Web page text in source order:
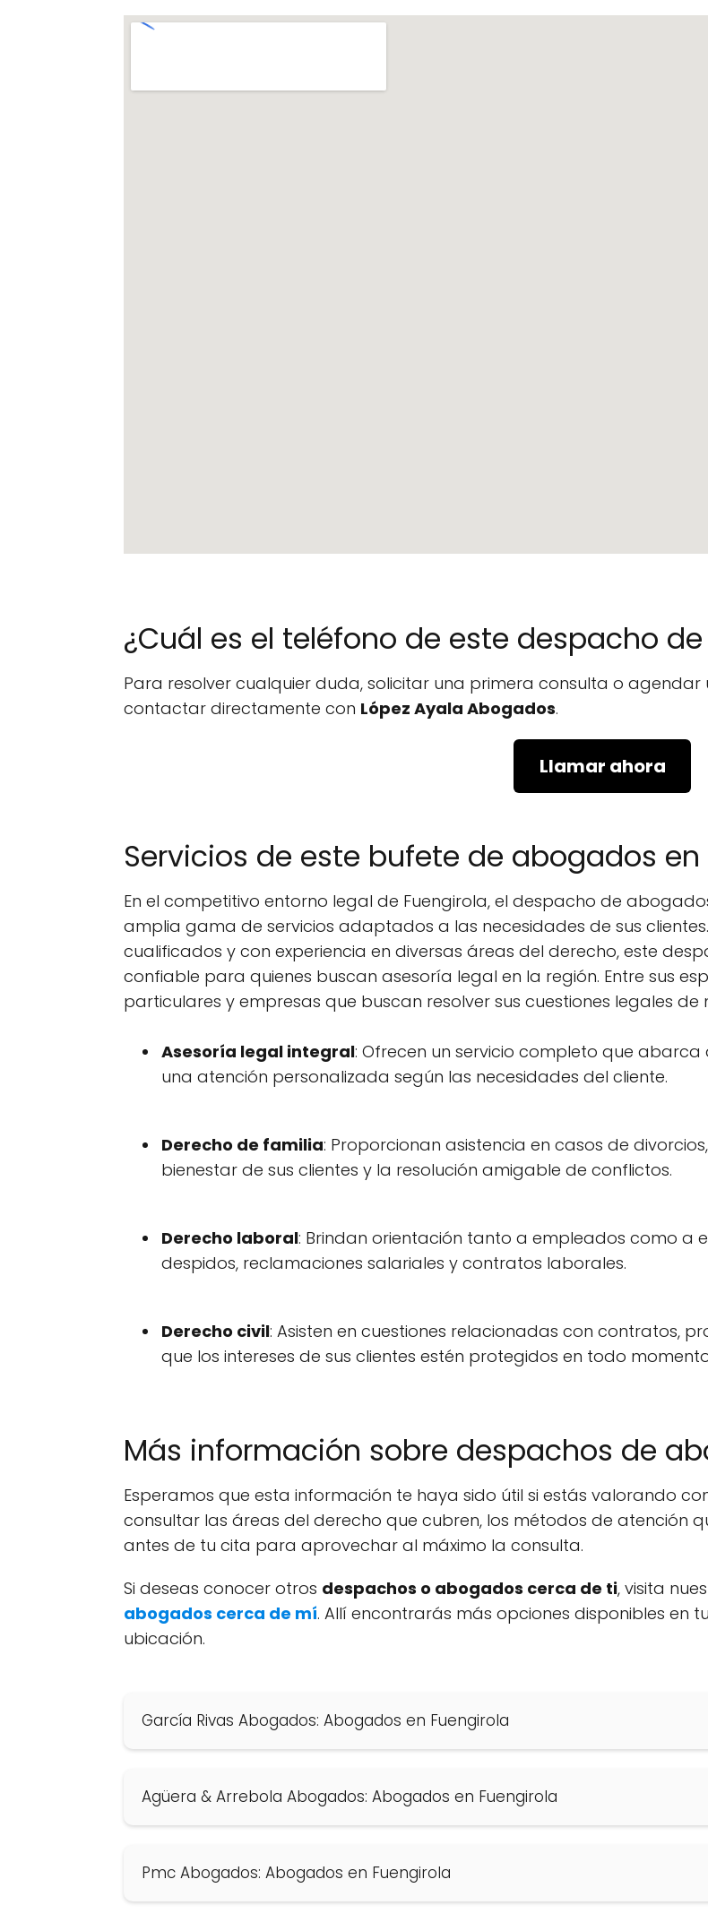
¿Cuál es el teléfono de este despacho
Para resolver cualquier duda, solicitar una primera consulta o agendar
contactar directamente con López Ayala Abogados.
Llamar ahora
Servicios de este bufete de abogados en
En el competitivo entorno legal de Fuengirola, el despacho de
amplia gama de servicios adaptados a las necesidades de sus
cualificados y con experiencia en diversas áreas del derecho, este
confiable para quienes buscan asesoría legal en la región. Entre sus
particulares y empresas que buscan resolver sus cuestiones legales
Asesoría legal integral: Ofrecen un servicio completo que
una atención personalizada según las necesidades del cliente.
Derecho de familia: Proporcionan asistencia en casos de
bienestar de sus clientes y la resolución amigable de conflictos.
Derecho laboral: Brindan orientación tanto a empleados como
despidos, reclamaciones salariales y contratos laborales.
Derecho civil: Asisten en cuestiones relacionadas con contratos,
que los intereses de sus clientes estén protegidos en todo
Más información sobre despachos de
Esperamos que esta información te haya sido útil si estás valorando
consultar las áreas del derecho que cubren, los métodos de atención
antes de tu cita para aprovechar al máximo la consulta.
Si deseas conocer otros despachos o abogados cerca de ti, visita
abogados cerca de mí. Allí encontrarás más opciones disponibles en
ubicación.
García Rivas Abogados: Abogados en Fuengirola
Agüera & Arrebola Abogados: Abogados en Fuengirola
Pmc Abogados: Abogados en Fuengirola